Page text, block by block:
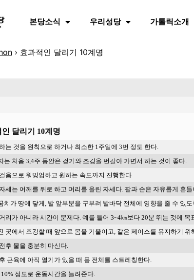
본당소식 우리성당 가톨릭소개
› 효과적인 달리기 10계명
달리기 10계명
는 것을 원칙으로 하거나 최소한 1주일에 3번 정도 한다.
는 처음 3,4주 동안은 걷기와 조깅을 번갈아 가면서 하는 것이 좋다.
걸음으로 워밍업하고 원하는 속도까지 진행한다.
자세는 어깨를 뒤로 하고 머리를 올린 자세다. 팔과 손은 자유롭게 흔들
치가 땅에 닿게, 발 앞부분을 구부려 발바닥 전체에 영향을 줄 수 있도
거리가 아니라 시간이 문제다. 예를 들어 3~4㎞보다 20분 뛰는 것에 목
곳에서 조깅할 때 앞으로 몸을 기울이고, 같은 페이스를 유지하기 위
전후 물을 충분히 마신다.
후 근육에 아직 열기가 있을 때 몸 전체를 스트레칭한다.
10% 정도로 운동시간을 늘려준다.